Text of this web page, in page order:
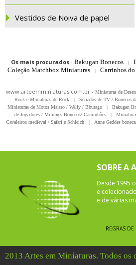
Vestidos de Noiva de papel
Os mais procurados- Bakugan Bonecos |
Coleção Matchbox Miniaturas
| Carrinhos
www.arteemminiaturas.com.br - Miniaturas de
Rock e Miniaturas de Rock
| Seriados de TV / Bonecos
Miniaturas de Motos Maisto / Welly / Bburago
| Bakugan
de Jogadores / Militares Bonecos/ Caminhões
|
Cavaleiros medieval / Safari e Schleich
| Anne Geddes
SOBRE A
Desde 1995
e
e de várias
REGRAS
2013 Artes em Miniaturas. Todos os